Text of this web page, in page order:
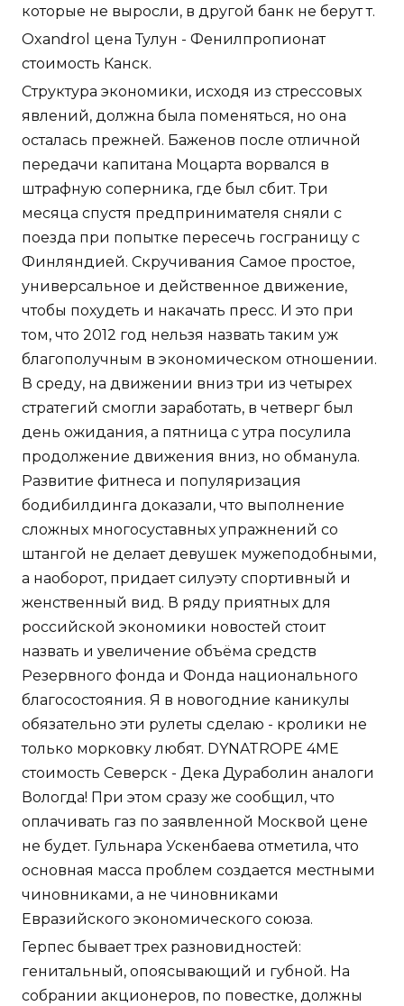
которые не выросли, в другой банк не берут т.
Oxandrol цена Тулун - Фенилпропионат
стоимость Канск.
Структура экономики, исходя из стрессовых
явлений, должна была поменяться, но она
осталась прежней. Баженов после отличной
передачи капитана Моцарта ворвался в
штрафную соперника, где был сбит. Три
месяца спустя предпринимателя сняли с
поезда при попытке пересечь госграницу с
Финляндией. Скручивания Самое простое,
универсальное и действенное движение,
чтобы похудеть и накачать пресс. И это при
том, что 2012 год нельзя назвать таким уж
благополучным в экономическом отношении.
В среду, на движении вниз три из четырех
стратегий смогли заработать, в четверг был
день ожидания, а пятница с утра посулила
продолжение движения вниз, но обманула.
Развитие фитнеса и популяризация
бодибилдинга доказали, что выполнение
сложных многосуставных упражнений со
штангой не делает девушек мужеподобными,
а наоборот, придает силуэту спортивный и
женственный вид. В ряду приятных для
российской экономики новостей стоит
назвать и увеличение объёма средств
Резервного фонда и Фонда национального
благосостояния. Я в новогодние каникулы
обязательно эти рулеты сделаю - кролики не
только морковку любят. DYNATROPE 4ME
стоимость Северск - Дека Дураболин аналоги
Вологда! При этом сразу же сообщил, что
оплачивать газ по заявленной Москвой цене
не будет. Гульнара Ускенбаева отметила, что
основная масса проблем создается местными
чиновниками, а не чиновниками
Евразийского экономического союза.
Герпес бывает трех разновидностей:
генитальный, опоясывающий и губной. На
собрании акционеров, по повестке, должны